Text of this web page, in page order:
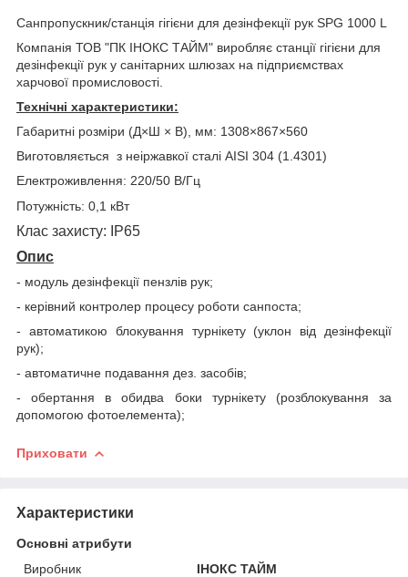
Санпропускник/станція гігієни для дезінфекції рук SPG 1000 L
Компанія ТОВ "ПК ІНОКС ТАЙМ" виробляє станції гігієни для
дезінфекції рук у санітарних шлюзах на підприємствах
харчової промисловості.
Технічні характеристики:
Габаритні розміри (Д×Ш × В), мм: 1308×867×560
Виготовляється з неіржавкої сталі AISI 304 (1.4301)
Електроживлення: 220/50 В/Гц
Потужність: 0,1 кВт
Клас захисту: IP65
Опис
- модуль дезінфекції пензлів рук;
- керівний контролер процесу роботи санпоста;
- автоматикою блокування турнікету (уклон від дезінфекції
рук);
- автоматичне подавання дез. засобів;
- обертання в обидва боки турнікету (розблокування за
допомогою фотоелемента);
Приховати
Характеристики
Основні атрибути
Виробник
ІНОКС ТАЙМ